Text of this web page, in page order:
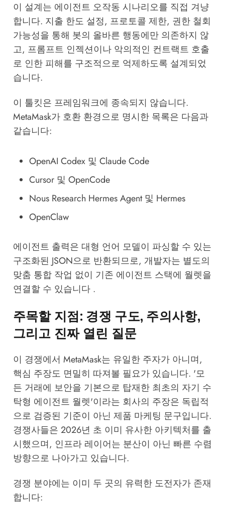
이 설계는 에이전트 오작동 시나리오를 직접 겨냥
합니다. 지출 한도 설정, 프로토콜 제한, 권한 철회
가능성을 통해 봇의 올바른 행동에만 의존하지 않
고, 프롬프트 인젝션이나 악의적인 컨트랙트 호출
로 인한 피해를 구조적으로 억제하도록 설계되었
습니다.
이 툴킷은 프레임워크에 종속되지 않습니다.
MetaMask가 호환 환경으로 명시한 목록은 다음과
같습니다:
OpenAI Codex 및 Claude Code
Cursor 및 OpenCode
Nous Research Hermes Agent 및 Hermes
OpenClaw
에이전트 출력은 대형 언어 모델이 파싱할 수 있는
구조화된 JSON으로 반환되므로, 개발자는 별도의
맞춤 통합 작업 없이 기존 에이전트 스택에 월렛을
연결할 수 있습니다 .
주목할 지점: 경쟁 구도, 주의사항,
그리고 진짜 열린 질문
이 경쟁에서 MetaMask는 유일한 주자가 아니며,
핵심 주장도 면밀히 따져볼 필요가 있습니다. '모
든 거래에 보안을 기본으로 탑재한 최초의 자기 수
탁형 에이전트 월렛'이라는 회사의 주장은 독립적
으로 검증된 기준이 아닌 제품 마케팅 문구입니다.
경쟁사들은 2026년 초 이미 유사한 아키텍처를 출
시했으며, 인프라 레이어는 분산이 아닌 빠른 수렴
방향으로 나아가고 있습니다.
경쟁 분야에는 이미 두 곳의 유력한 도전자가 존재
합니다: